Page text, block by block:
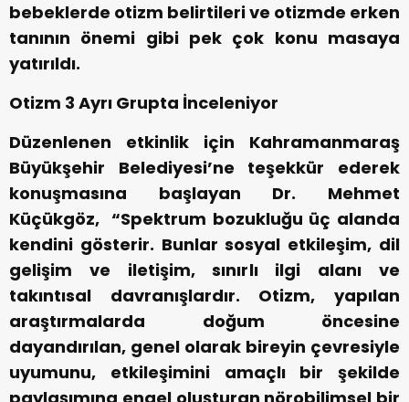
bebeklerde otizm belirtileri ve otizmde erken
tanının önemi gibi pek çok konu masaya
yatırıldı.
Otizm 3 Ayrı Grupta İnceleniyor
Düzenlenen etkinlik için Kahramanmaraş
Büyükşehir Belediyesi’ne teşekkür ederek
konuşmasına başlayan Dr. Mehmet
Küçükgöz, “Spektrum bozukluğu üç alanda
kendini gösterir. Bunlar sosyal etkileşim, dil
gelişim ve iletişim, sınırlı ilgi alanı ve
takıntısal davranışlardır. Otizm, yapılan
araştırmalarda doğum öncesine
dayandırılan, genel olarak bireyin çevresiyle
uyumunu, etkileşimini amaçlı bir şekilde